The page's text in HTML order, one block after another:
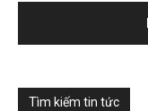
Tìm kiếm tin tức